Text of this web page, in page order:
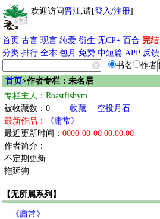
欢迎访问晋江,请[登入/注册]
首页 古言 现言 纯爱 衍生 无CP+ 百合 完结
分类 排行 全本 包月 免费 中短篇 APP 反馈
书名
作者
首页>作者专栏：未名居
专栏主人：Roastfishym
被收藏数：0
收藏
空投月石
最新作品：
《庸常》
最近更新时间： 0000-00-00 00:00:00
作者简介：
不定期更新
拖延狗
【无所属系列】
《庸常》